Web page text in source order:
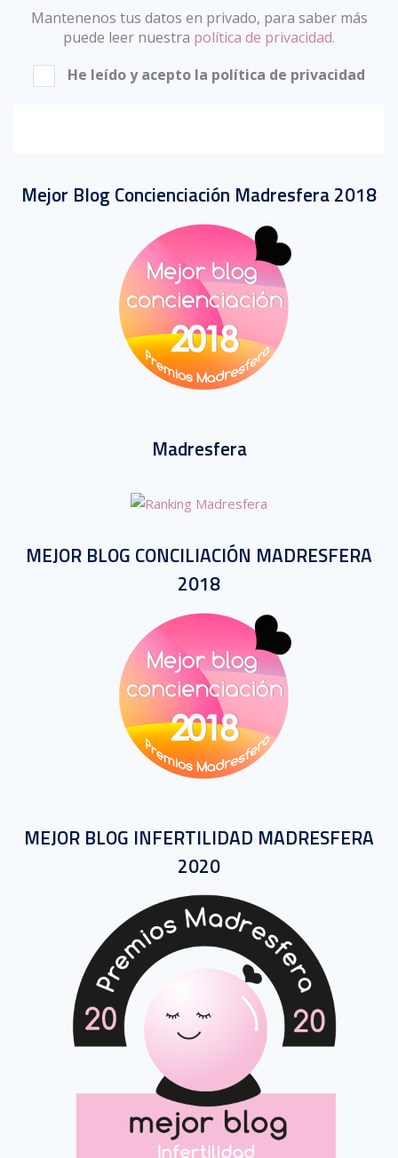
Mantenenos tus datos en privado, para saber más
puede leer nuestra política de privacidad.
He leído y acepto la política de privacidad
Mejor Blog Concienciación Madresfera 2018
Madresfera
MEJOR BLOG CONCILIACIÓN MADRESFERA
2018
MEJOR BLOG INFERTILIDAD MADRESFERA
2020